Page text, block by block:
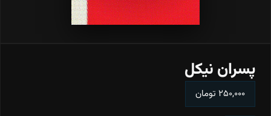
پسران نيكل
۲۵۰,۰۰۰ تومان